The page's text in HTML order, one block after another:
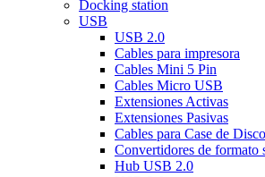
Docking station
USB
USB 2.0
Cables para impresora
Cables Mini 5 Pin
Cables Micro USB
Extensiones Activas
Extensiones Pasivas
Cables para Case de
Convertidores de formato
Hub USB 2.0